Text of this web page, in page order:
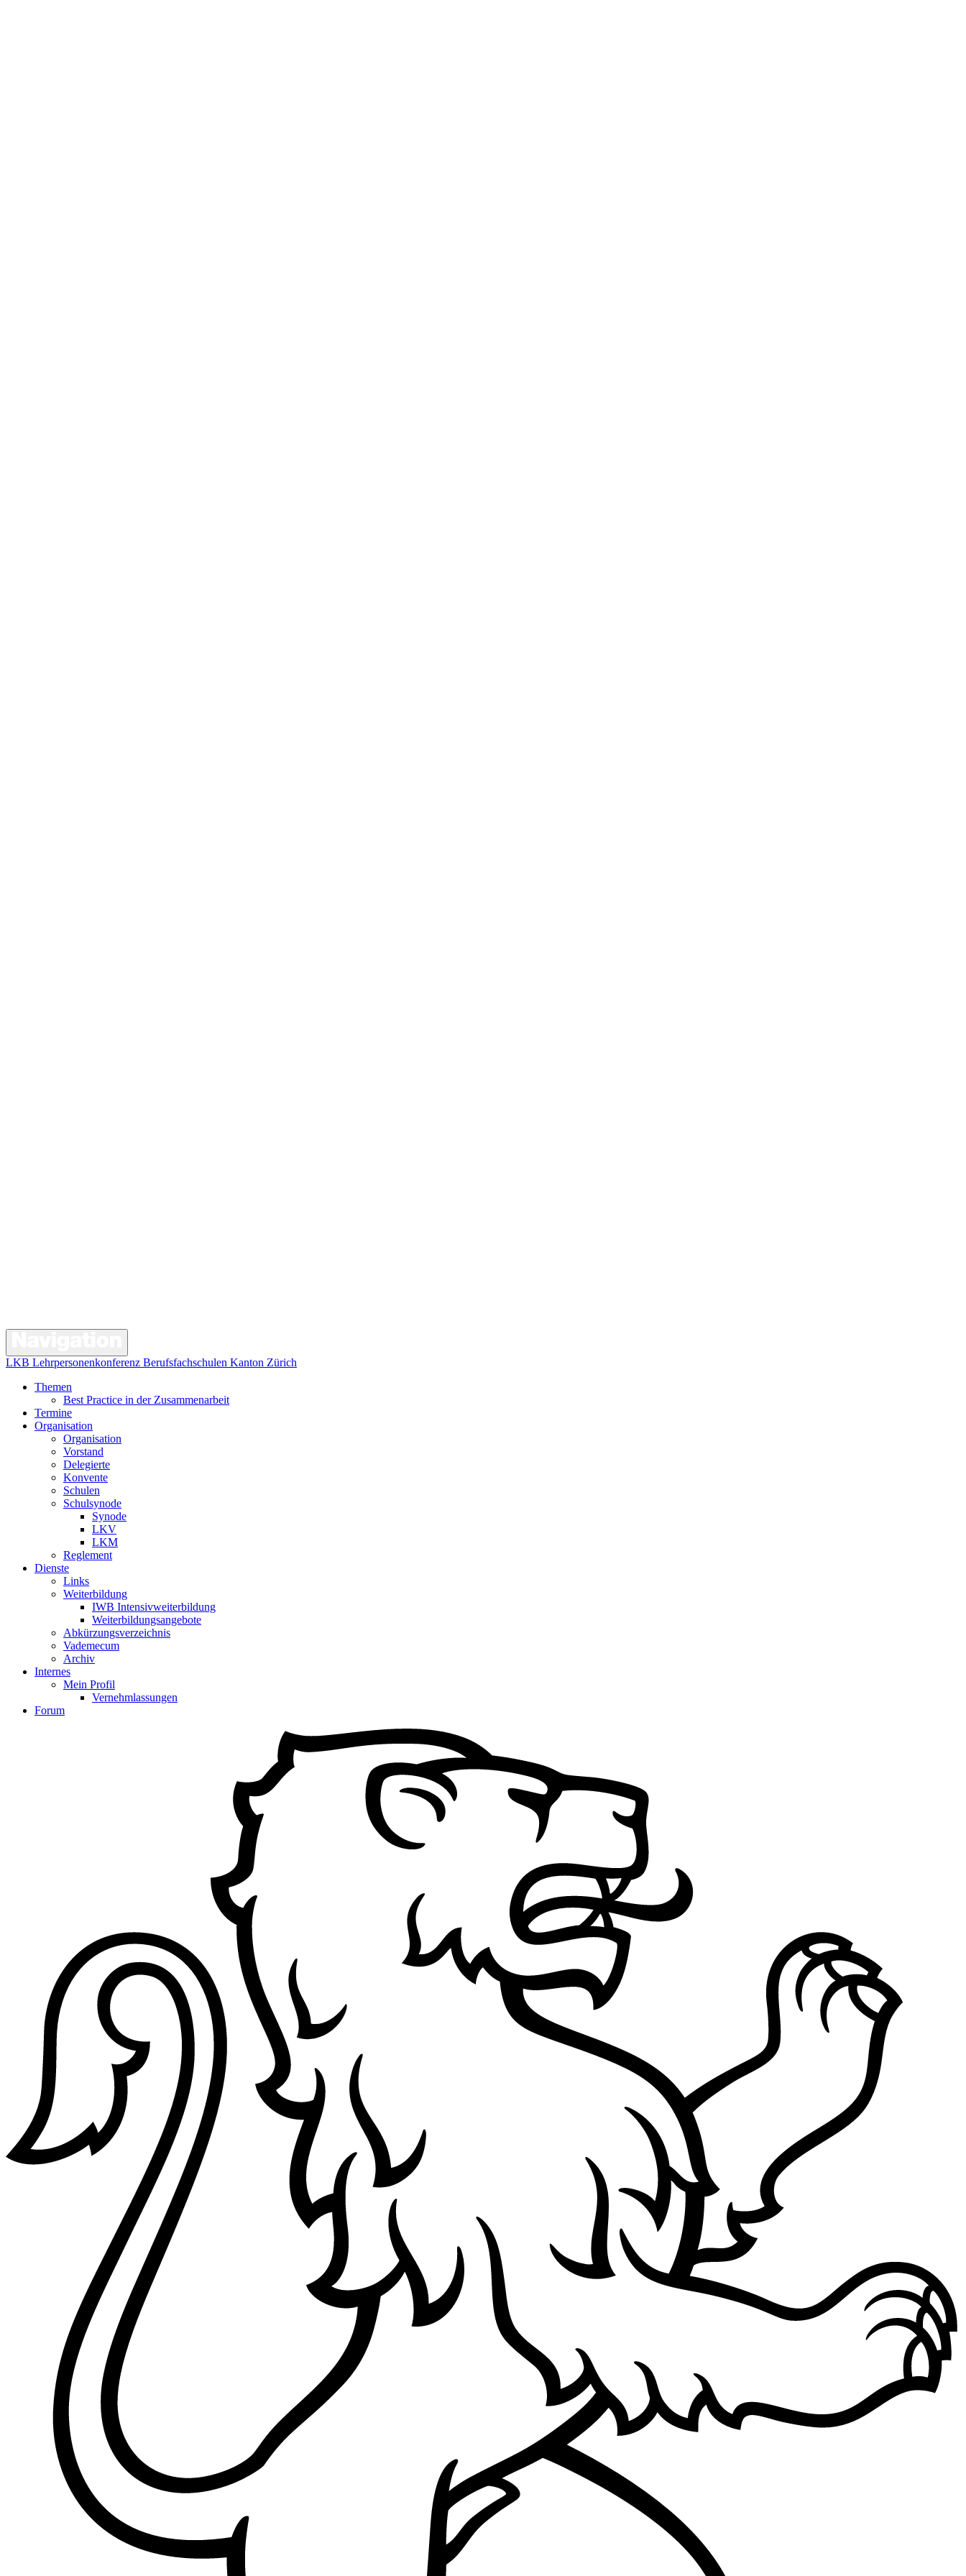
LKB Lehrpersonenkonferenz Berufsfachschulen Kanton Zürich
Themen
Best Practice in der Zusammenarbeit
Termine
Organisation
Organisation
Vorstand
Delegierte
Konvente
Schulen
Schulsynode
Synode
LKV
LKM
Reglement
Dienste
Links
Weiterbildung
IWB Intensivweiterbildung
Weiterbildungsangebote
Abkürzungsverzeichnis
Vademecum
Archiv
Internes
Mein Profil
Vernehmlassungen
Forum